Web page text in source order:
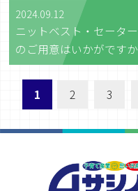
2024.09.12
ニットベスト・セーター
のご用意はいかがですか
1 2 3